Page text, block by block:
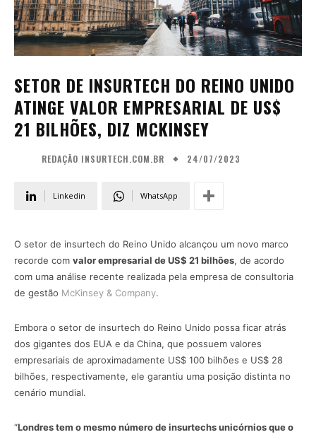
SETOR DE INSURTECH DO REINO UNIDO
ATINGE VALOR EMPRESARIAL DE US$
21 BILHÕES, DIZ MCKINSEY
REDAÇÃO INSURTECH.COM.BR 24/07/2023
Linkedin WhatsApp
O setor de insurtech do Reino Unido alcançou um novo marco
recorde com valor empresarial de US$ 21 bilhões, de acordo
com uma análise recente realizada pela empresa de consultoria
de gestão McKinsey & Company.
Embora o setor de insurtech do Reino Unido possa ficar atrás
dos gigantes dos EUA e da China, que possuem valores
empresariais de aproximadamente US$ 100 bilhões e US$ 28
bilhões, respectivamente, ele garantiu uma posição distinta no
cenário mundial.
“Londres tem o mesmo número de insurtechs unicórnios que o